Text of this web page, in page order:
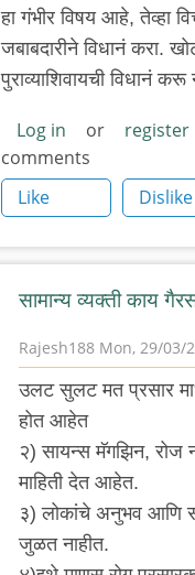
Rajesh188
हा गंभीर विषय आहे, तेव्हा
जबाबदारीने विधानं करा.
पुराव्याशिवायची विधानं करू
Log in or register
comments
Like
Dislike
सामान्य व्यक्ती काय
Rajesh188 Mon, 29/03/
In
reply
to
कृपया
गैरसमज
पसरवू
नका.
उलट सुलट मत प्रसार
होत आहेत
२) सायन्स मॅगझिन, रोज
माहिती देत आहेत.
३) लोकांचे अनुभव आणि
जुळत नाहीत.